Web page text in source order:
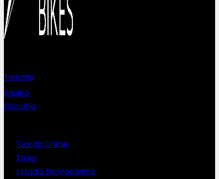
Tiendas
Equipo
Filosofía
Tienda Online
Taller
Estudio Biomecánico